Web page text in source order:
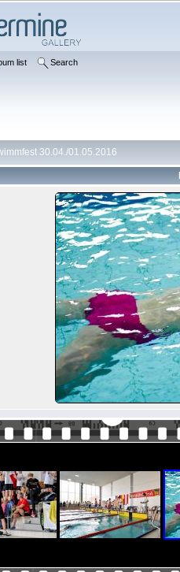
list Search
30.04./01.05.2016